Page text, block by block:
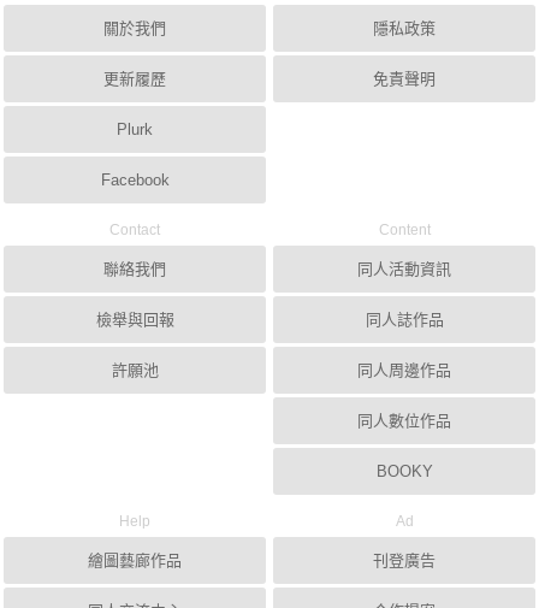
關於我們
更新履歷
Plurk
Facebook
隱私政策
免責聲明
Contact
聯絡我們
檢舉與回報
許願池
Content
同人活動資訊
同人誌作品
同人周邊作品
同人數位作品
BOOKY
Help
繪圖藝廊作品
Ad
刊登廣告